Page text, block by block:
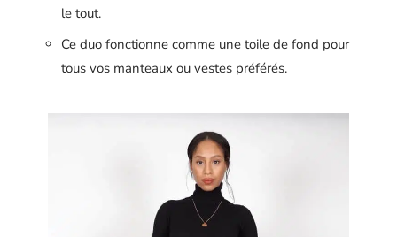
le tout.
Ce duo fonctionne comme une toile de fond pour
tous vos manteaux ou vestes préférés.